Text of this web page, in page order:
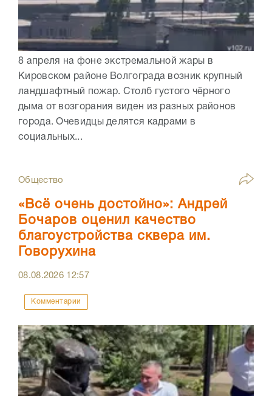
8 апреля на фоне экстремальной жары в
Кировском районе Волгограда возник крупный
ландшафтный пожар. Столб густого чёрного
дыма от возгорания виден из разных районов
города. Очевидцы делятся кадрами в
социальных...
Общество
«Всё очень достойно»: Андрей
Бочаров оценил качество
благоустройства сквера им.
Говорухина
08.08.2026 12:57
Комментарии